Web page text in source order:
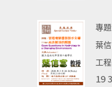
專
葉
工
19